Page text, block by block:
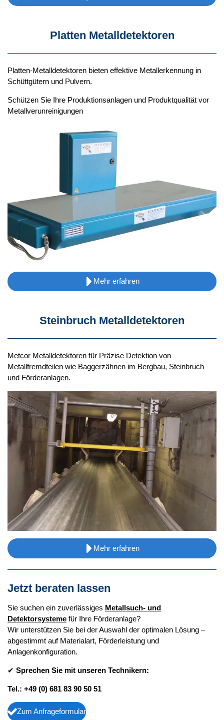
Platten Metalldetektoren
Platten-Metalldetektoren bieten effektive Metallerkennung in
Schüttgütern und Pulvern.
Schützen Sie Ihre Produktionsanlagen und Produktqualität vor
Metallverunreinigungen
Mehr erfahren
Steinbruch Metalldetektoren
Metcor Metalldetektoren für Präzise Detektion von
Metallfremdteilen wie Baggerzähnen im Bergbau, Steinbruch
und Förderanlagen.
Mehr erfahren
Jetzt beraten lassen
Sie suchen ein zuverlässiges Metallsuch- und
Detektorsysteme für Ihre Förderanlage?
Wir unterstützen Sie bei der Auswahl der optimalen Lösung –
abgestimmt auf Materialart, Förderleistung und
Anlagenkonfiguration.
✔ Sprechen Sie mit unseren Technikern:
Tel.: +49 (0) 681 83 90 50 51
Zum Anfrageformular